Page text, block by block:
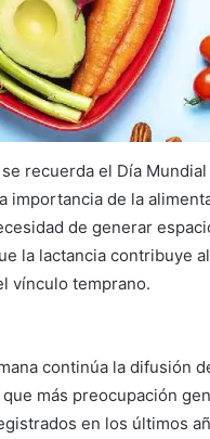
recuerda el Día
importancia de la
de generar
la lactancia contribuye
vínculo temprano.
continúa la difusión
más preocupación
en los últimos